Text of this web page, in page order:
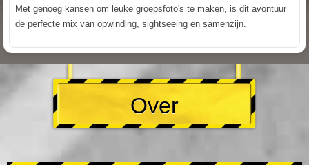
Met genoeg kansen om leuke groepsfoto's te maken, is dit avontuur
de perfecte mix van opwinding, sightseeing en samenzijn.
Over